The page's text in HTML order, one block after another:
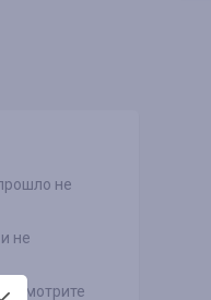
не
не
смотрите